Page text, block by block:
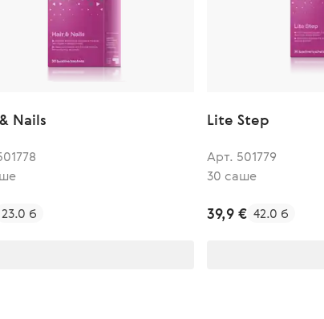
Nails
23.0 б
Lite Step
Арт. 501779
30 саше
39,9 € 42.0 б